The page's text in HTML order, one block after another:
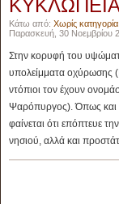
Κάτω από: Χωρίς κατηγορία
Παρασκευή, 30 Νοεμβρίου
Στην κορυφή του
υπολείμματα οχύρωσης
ντόπιοι τον έχουν
Ψαρόπυργος). Όπως και
φαίνεται ότι επόπτευε
νησιού, αλλά και